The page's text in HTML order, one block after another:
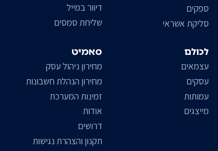
סאמיט
מחירון ניהול עסק
מחירון הנהלת חשבונות
זמינות המערכת
אודות
דרושים
תקנון והצהרת נגישות
דיוור במייל
שליחת סמסים
ספקים
סליקת אשראי
לכולם
עצמאים
עסקים
עמותות
מייצגים